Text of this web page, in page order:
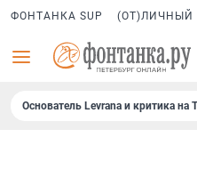
ФОНТАНКА SUP (ОТ)ЛИЧНЫЙ
Основатель Levrana и критика на